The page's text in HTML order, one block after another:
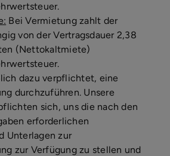
Bei Vermietung zahlt der
von der Vertragsdauer 2,38
(Nettokaltmiete)
dazu verpflichtet, eine
durchzuführen. Unsere
sich, uns die nach den
erforderlichen
Unterlagen zur
zur Verfügung zu stellen und